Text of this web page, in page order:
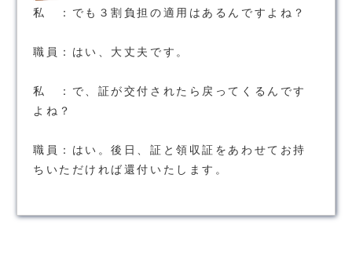
私 ：でも３割負担の適用はあるんですよね？
職員：はい、大丈夫です。
私 ：で、証が交付されたら戻ってくるんです
よね？
職員：はい。後日、証と領収証をあわせてお持
ちいただければ還付いたします。